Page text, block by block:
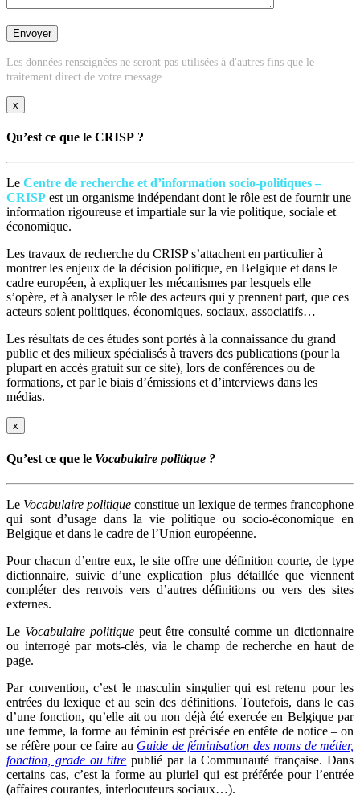
Les données renseignées ne seront pas utilisées à d'autres fins que le
traitement direct de votre message.
x
Qu’est ce que le CRISP ?
Le Centre de recherche et d’information socio-politiques –
CRISP est un organisme indépendant dont le rôle est de fournir une
information rigoureuse et impartiale sur la vie politique, sociale et
économique.
Les travaux de recherche du CRISP s’attachent en particulier à
montrer les enjeux de la décision politique, en Belgique et dans le
cadre européen, à expliquer les mécanismes par lesquels elle
s’opère, et à analyser le rôle des acteurs qui y prennent part, que ces
acteurs soient politiques, économiques, sociaux, associatifs…
Les résultats de ces études sont portés à la connaissance du grand
public et des milieux spécialisés à travers des publications (pour la
plupart en accès gratuit sur ce site), lors de conférences ou de
formations, et par le biais d’émissions et d’interviews dans les
médias.
x
Qu’est ce que le Vocabulaire politique ?
Le Vocabulaire politique constitue un lexique de termes francophone
qui sont d’usage dans la vie politique ou socio-économique en
Belgique et dans le cadre de l’Union européenne.
Pour chacun d’entre eux, le site offre une définition courte, de type
dictionnaire, suivie d’une explication plus détaillée que viennent
compléter des renvois vers d’autres définitions ou vers des sites
externes.
Le Vocabulaire politiquepeut être consulté comme un dictionnaire
ou interrogé par mots-clés, via le champ de recherche en haut de
page.
Par convention, c’est le masculin singulier qui est retenu pour les
entrées du lexique et au sein des définitions. Toutefois, dans le cas
d’une fonction, qu’elle ait ou non déjà été exercée en Belgique par
une femme, la forme au féminin est précisée en entête de notice – on
se réfère pour ce faire au Guide de féminisation des noms de métier,
fonction, grade ou titre publié par la Communauté française. Dans
certains cas, c’est la forme au pluriel qui est préférée pour l’entrée
(affaires courantes, interlocuteurs sociaux…).